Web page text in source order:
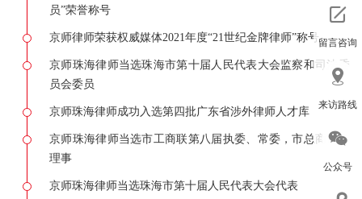
员”荣誉称号
京师律师荣获权威媒体2021年度“21世纪金牌律师”称号
京师珠海律师当选珠海市第十届人民代表大会监察和司法委
员会委员
京师珠海律师成功入选第四批广东省涉外律师人才库
京师珠海律师当选市工商联第八届执委、常委，市总商常务
理事
京师珠海律师当选珠海市第十届人民代表大会代表
留言咨询
来访路线
公众号